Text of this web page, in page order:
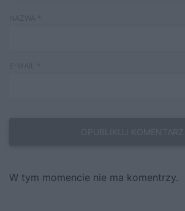
W tym momencie nie ma komentrzy.